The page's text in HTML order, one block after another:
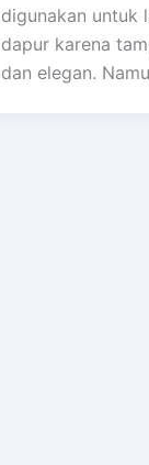
digunakan untuk
dapur karena
dan elegan.